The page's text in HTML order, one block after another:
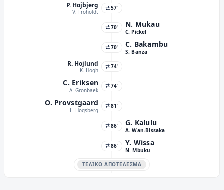
P. Hojbjerg
V. Froholdt
57'
70' N. Mukau
C. Pickel
70' C. Bakambu
S. Banza
R. Hojlund
K. Hogh
74'
C. Eriksen
A. Gronbaek
74'
O. Provstgaard
L. Hogsberg
81'
86' G. Kalulu
A. Wan-Bissaka
86' Y. Wissa
N. Mbuku
ΤΕΛΙΚΌ ΑΠΟΤΈΛΕΣΜΑ